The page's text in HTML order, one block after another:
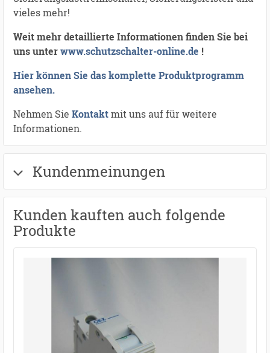
vieles mehr!
Weit mehr detaillierte Informationen finden Sie bei
uns unterwww.schutzschalter-online.de !
Hier können Sie das komplette Produktprogramm
ansehen.
Nehmen Sie Kontaktmit uns auf für weitere
Informationen.
Kundenmeinungen
Kunden kauften auch folgende
Produkte